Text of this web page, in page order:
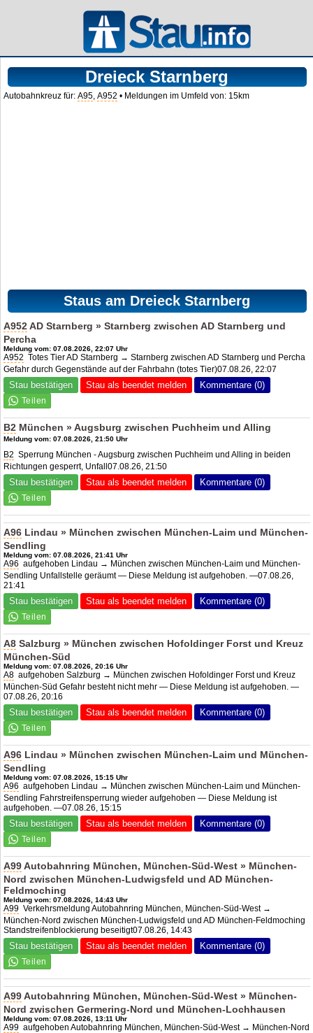
Dreieck Starnberg
Autobahnkreuz für:A95,A952 • Meldungen im Umfeld von: 15km
Staus am Dreieck Starnberg
A952 AD Starnberg » Starnberg zwischenAD Starnberg und
Percha
Meldung vom: 07.08.2026, 22:07 Uhr
A952 Totes TierAD Starnberg → Starnberg zwischenAD Starnberg und Percha
Gefahr durch Gegenstände auf der Fahrbahn (totes Tier)07.08.26, 22:07
Stau bestätigen Stau als beendet melden Kommentare (0)
B2 München » Augsburg zwischen Puchheim und Alling
Meldung vom: 07.08.2026, 21:50 Uhr
B2 Sperrung München - Augsburg zwischen Puchheim und Alling in beiden
Richtungen gesperrt, Unfall07.08.26, 21:50
Stau bestätigen Stau als beendet melden Kommentare (0)
A96 Lindau » München zwischen München-Laim und München-
Sendling
Meldung vom: 07.08.2026, 21:41 Uhr
A96 aufgehoben Lindau → München zwischen München-Laim und München-
Sendling Unfallstelle geräumt — Diese Meldung ist aufgehoben. —07.08.26,
21:41
Stau bestätigen Stau als beendet melden Kommentare (0)
A8 Salzburg » München zwischen Hofoldinger Forst und Kreuz
München-Süd
Meldung vom: 07.08.2026, 20:16 Uhr
A8 aufgehoben Salzburg → München zwischen Hofoldinger Forst und Kreuz
München-Süd Gefahr besteht nicht mehr — Diese Meldung ist aufgehoben. —
07.08.26, 20:16
Stau bestätigen Stau als beendet melden Kommentare (0)
A96 Lindau » München zwischen München-Laim und München-
Sendling
Meldung vom: 07.08.2026, 15:15 Uhr
A96 aufgehoben Lindau → München zwischen München-Laim und München-
Sendling Fahrstreifensperrung wieder aufgehoben — Diese Meldung ist
aufgehoben. —07.08.26, 15:15
Stau bestätigen Stau als beendet melden Kommentare (0)
A99Autobahnring München, München-Süd-West » München-
Nord zwischen München-Ludwigsfeld undAD München-
Feldmoching
Meldung vom: 07.08.2026, 14:43 Uhr
A99 Verkehrsmeldung Autobahnring München, München-Süd-West →
München-Nord zwischen München-Ludwigsfeld und AD München-Feldmoching
Standstreifenblockierung beseitigt07.08.26, 14:43
Stau bestätigen Stau als beendet melden Kommentare (0)
A99Autobahnring München, München-Süd-West » München-
Nord zwischen Germering-Nord und München-Lochhausen
Meldung vom: 07.08.2026, 13:11 Uhr
A99 aufgehoben Autobahnring München, München-Süd-West → München-Nord